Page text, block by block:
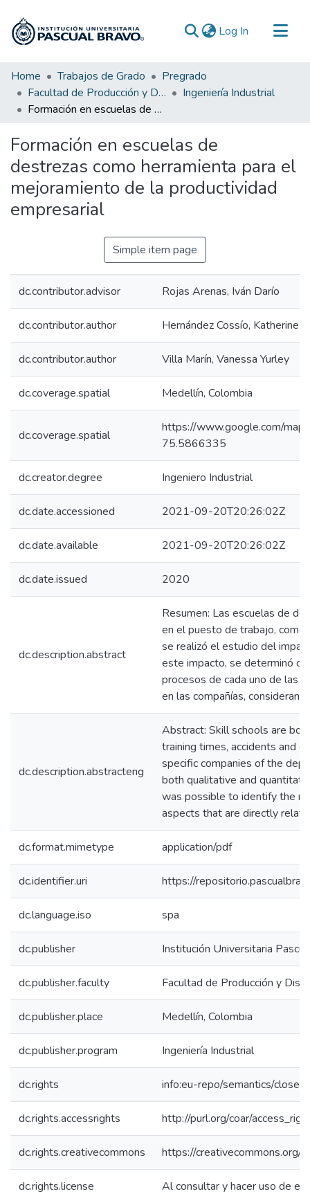
Log In (current)
Communities & Collections
All of DSpace
Statistics
Home Trabajos de Grado
Pregrado
Facultad de Producción y Diseño
Ingeniería Industrial
Formación en escuelas de destrezas como herramienta para el mejoramiento de la productividad empresarial
Formación en escuelas de
destrezas como herramienta para el
mejoramiento de la productividad
empresarial
Simple item page
dc.contributor.advisor Rojas Arenas, Iván Darío
dc.contributor.author Hernández Cossío, Katherine
dc.contributor.author Villa Marín, Vanessa Yurley
dc.coverage.spatial Medellín, Colombia
dc.coverage.spatial
https://www.google.com/
75.5866335
dc.creator.degree Ingeniero Industrial
dc.date.accessioned 2021-09-20T20:26:02Z
dc.date.available 2021-09-20T20:26:02Z
dc.date.issued 2020
dc.description.abstract
Resumen: Las escuelas de
en el puesto de trabajo, como
se realizó el estudio del
este impacto, se determinó
procesos de cada uno de las
en las compañías,
dc.description.abstracteng
Abstract: Skill schools are
training times, accidents and
specific companies of the
both qualitative and
was possible to identify the
aspects that are directly
dc.format.mimetype application/pdf
dc.identifier.uri https://
dc.language.iso spa
dc.publisher Institución Universitaria
dc.publisher.faculty Facultad de Producción y
dc.publisher.place Medellín, Colombia
dc.publisher.program Ingeniería Industrial
dc.rights info:eu-repo/semantics/
dc.rights.accessrights http://purl.org/coar/
dc.rights.creativecommons https://creativecommons.org/
dc.rights.license Al consultar y hacer uso de